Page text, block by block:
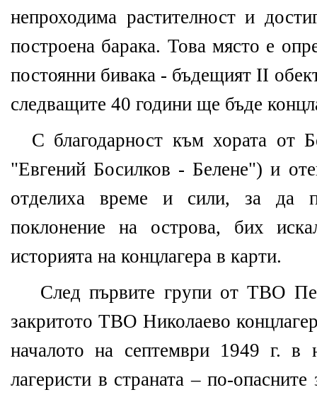
непроходима растителност и
построена барака. Това място е
постоянни бивака - бъдещият ІІ
следващите 40 години ще бъде
С благодарност към хората от
"Евгений Босилков - Белене") и
отделиха време и сили, за да
поклонение на острова, бих
историята на концлагера в карти.
След първите групи от ТВО
закритото ТВО Николаево
началото на септември 1949 г. в
лагеристи в страната – по-